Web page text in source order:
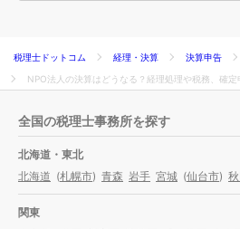
税理士ドットコム 経理・決算 決算申告
NPO法人の決算はどうなる？経理処理や税務、確
全国の税理士事務所を探す
北海道・東北
北海道 (札幌市) 青森 岩手 宮城 (仙台市)
関東